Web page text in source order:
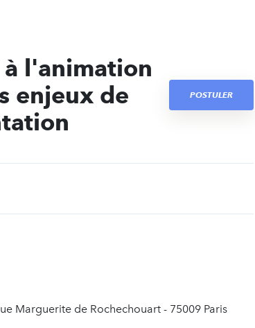
l'animation
enjeux de
POSTULER
Marguerite de Rochechouart - 75009 Paris